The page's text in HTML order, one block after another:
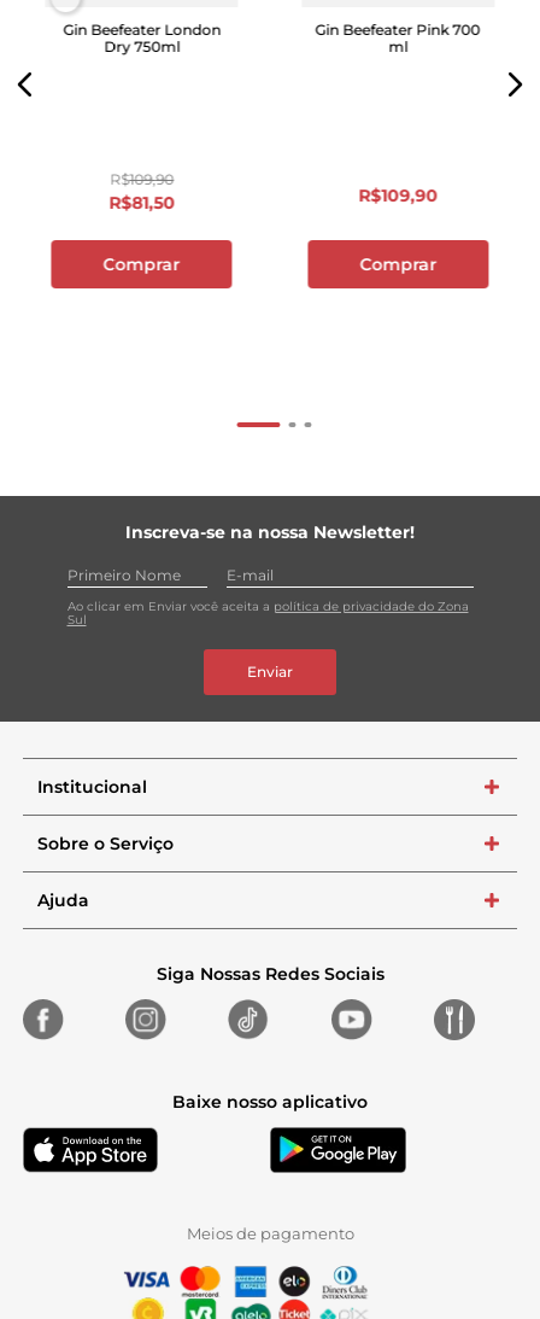
Gin Beefeater London
Dry 750ml
R$109,90
R$81,50
Comprar
Gin Beefeater Pink 700
ml
R$109,90
Comprar
Inscreva-se na nossa Newsletter!
Ao clicar em Enviar você aceita a política de privacidade do Zona
Sul
Enviar
Institucional +
Sobre o Serviço +
Ajuda +
Siga Nossas Redes Sociais
Baixe nosso aplicativo
Meios de pagamento